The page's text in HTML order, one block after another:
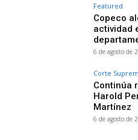
Featured
Copeco
actividad
6 de agosto de
Corte
Continúa
Harold
Martínez
6 de agosto de